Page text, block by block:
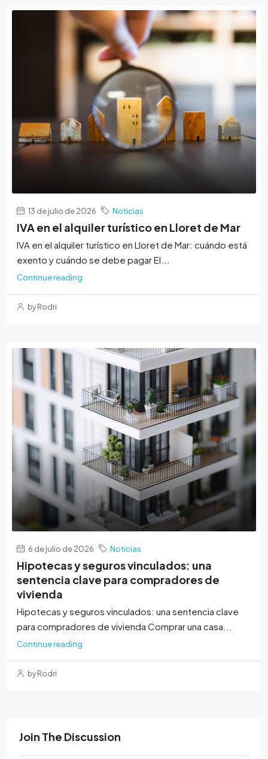
13 de julio de 2026 Noticias
IVA en el alquiler turístico en Lloret de Mar
IVA en el alquiler turístico en Lloret de Mar: cuándo está
exento y cuándo se debe pagar El...
Continue reading
by Rodri
6 de julio de 2026 Noticias
Hipotecas y seguros vinculados: una
sentencia clave para compradores de
vivienda
Hipotecas y seguros vinculados: una sentencia clave
para compradores de vivienda Comprar una casa...
Continue reading
by Rodri
Join The Discussion